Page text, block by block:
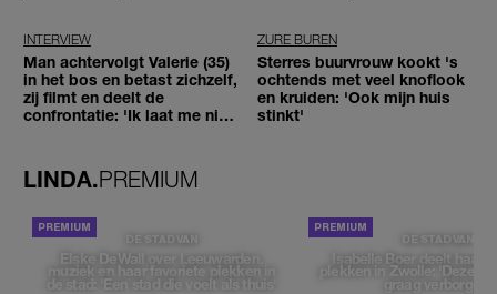
INTERVIEW
Man achtervolgt Valerie (35)
in het bos en betast zichzelf,
zij filmt en deelt de
confrontatie: 'Ik laat me niet
ZURE BUREN
Sterres buurvrouw kookt 's
ochtends met veel knoflook
en kruiden: 'Ook mijn huis
stinkt'
LINDA.PREMIUM
DE STAD VAN
Elske DeWall over Leeuwarden,
muziek en haar favoriete plekken in
de stad: 'Een stad die voelt als thuis'
DE STAD VAN
Isabelle Boer deelt haar
plekken in Zwolle: 'Deze
graag verborgen'